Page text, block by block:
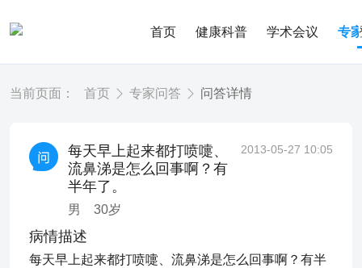
首页 健康科普 学术会议 专
当前页面： 首页 专家问答 问答详情
每天早上起来都打喷嚏、
流鼻涕是怎么回事啊？有
半年了。
男 30岁
2013-05-27 10:05
病情描述
每天早上起来都打喷嚏、流鼻涕是怎么回事啊？有半